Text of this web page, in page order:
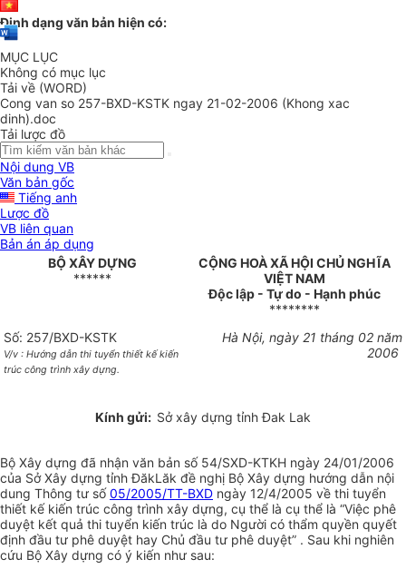
Định dạng văn bản hiện có:
MỤC LỤC
Không có mục lục
Tải về (WORD)
Cong van so 257-BXD-KSTK ngay 21-02-2006 (Khong xac
dinh).doc
Tải lược đồ
Nội dung VB
Văn bản gốc
Tiếng anh
Lược đồ
VB liên quan
Bản án áp dụng
BỘ XÂY DỰNG
******
CỘNG HOÀ XÃ HỘI CHỦ NGHĨA
VIỆT NAM
Độc lập - Tự do - Hạnh phúc
********
Số: 257/BXD-KSTK
V/v : Hướng dẫn thi tuyển thiết kế kiến
trúc công trình xây dựng.
Hà Nội, ngày 21 tháng 02 năm
2006
Kính gửi: Sở xây dựng tỉnh Đak Lak
Bộ Xây dựng đã nhận văn bản số 54/SXD-KTKH ngày 24/01/2006
của Sở Xây dựng tỉnh ĐăkLăk đề nghị Bộ Xây dựng hướng dẫn nội
dung Thông tư số05/2005/TT-BXD ngày 12/4/2005 về thi tuyển
thiết kế kiến trúc công trình xây dựng, cụ thể là cụ thể là “Việc phê
duyệt kết quả thi tuyển kiến trúc là do Người có thẩm quyền quyết
định đầu tư phê duyệt hay Chủ đầu tư phê duyệt” . Sau khi nghiên
cứu Bộ Xây dựng có ý kiến như sau: